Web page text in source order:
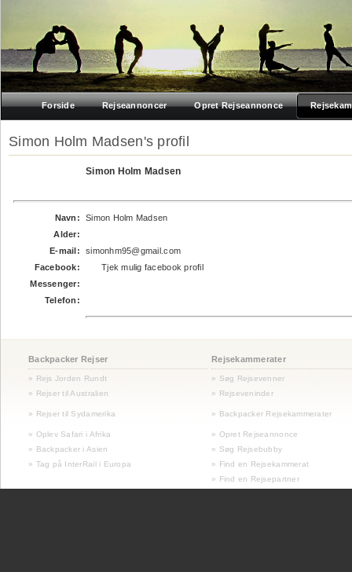
Forside Rejseannoncer Opret Rejseannonce
Simon Holm Madsen's profil
Simon Holm Madsen
Navn:
Simon Holm Madsen
Alder:
E-mail:
simonhm95@gmail.com
Facebook:
Tjek mulig facebook profil
Messenger:
Telefon:
Backpacker Rejser Rejsekammerater
» Rejs Jorden Rundt
» Søg Rejsevenner
» Rejser til Australien
» Rejseveninder
» Rejser til Sydamerika » Backpacker Rejsekammerater
» Oplev Safari i Afrika
» Opret Rejseannonce
» Backpacker i Asien
» Søg Rejsebubby
» Tag på InterRail i Europa
» Find en Rejsekammerat
» Find en Rejsepartner